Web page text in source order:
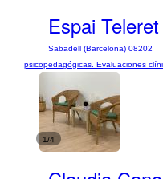
Espai Teleret
Sabadell (Barcelona) 08202
psicopedagógicas. Evaluaciones
1/4